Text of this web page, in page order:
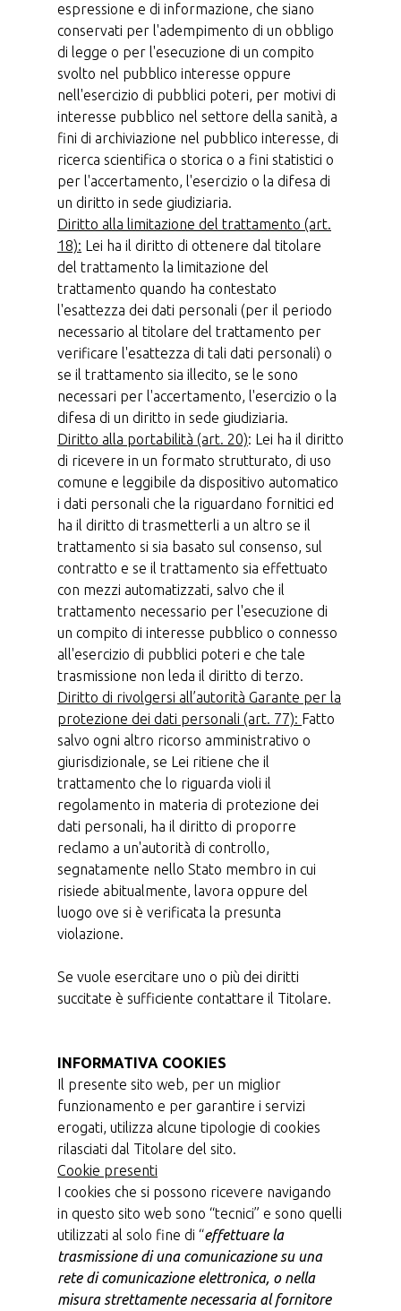
espressione e di informazione, che siano
conservati per l'adempimento di un obbligo
di legge o per l'esecuzione di un compito
svolto nel pubblico interesse oppure
nell'esercizio di pubblici poteri, per motivi di
interesse pubblico nel settore della sanità, a
fini di archiviazione nel pubblico interesse, di
ricerca scientifica o storica o a fini statistici o
per l'accertamento, l'esercizio o la difesa di
un diritto in sede giudiziaria.
Diritto alla limitazione del trattamento (art.
18): Lei ha il diritto di ottenere dal titolare
del trattamento la limitazione del
trattamento quando ha contestato
l'esattezza dei dati personali (per il periodo
necessario al titolare del trattamento per
verificare l'esattezza di tali dati personali) o
se il trattamento sia illecito, se le sono
necessari per l'accertamento, l'esercizio o la
difesa di un diritto in sede giudiziaria.
Diritto alla portabilità (art. 20): Lei ha il diritto
di ricevere in un formato strutturato, di uso
comune e leggibile da dispositivo automatico
i dati personali che la riguardano fornitici ed
ha il diritto di trasmetterli a un altro se il
trattamento si sia basato sul consenso, sul
contratto e se il trattamento sia effettuato
con mezzi automatizzati, salvo che il
trattamento necessario per l'esecuzione di
un compito di interesse pubblico o connesso
all'esercizio di pubblici poteri e che tale
trasmissione non leda il diritto di terzo.
Diritto di rivolgersi all’autorità Garante per la
protezione dei dati personali (art. 77): Fatto
salvo ogni altro ricorso amministrativo o
giurisdizionale, se Lei ritiene che il
trattamento che lo riguarda violi il
regolamento in materia di protezione dei
dati personali, ha il diritto di proporre
reclamo a un'autorità di controllo,
segnatamente nello Stato membro in cui
risiede abitualmente, lavora oppure del
luogo ove si è verificata la presunta
violazione.
Se vuole esercitare uno o più dei diritti
succitate è sufficiente contattare il Titolare.
INFORMATIVA COOKIES
Il presente sito web, per un miglior
funzionamento e per garantire i servizi
erogati, utilizza alcune tipologie di cookies
rilasciati dal Titolare del sito.
Cookie presenti
I cookies che si possono ricevere navigando
in questo sito web sono “tecnici” e sono quelli
utilizzati al solo fine di “effettuare la
trasmissione di una comunicazione su una
rete di comunicazione elettronica, o nella
misura strettamente necessaria al fornitore